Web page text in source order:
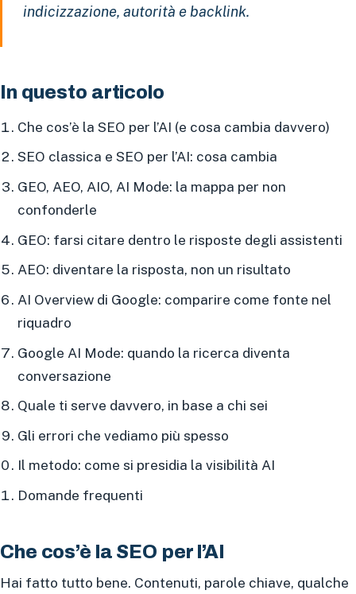
indicizzazione, autorità e backlink.
In questo articolo
Che cos’è la SEO per l’AI (e cosa cambia davvero)
SEO classica e SEO per l’AI: cosa cambia
GEO, AEO, AIO, AI Mode: la mappa per non
confonderle
GEO: farsi citare dentro le risposte degli assistenti
AEO: diventare la risposta, non un risultato
AI Overview di Google: comparire come fonte nel
riquadro
Google AI Mode: quando la ricerca diventa
conversazione
Quale ti serve davvero, in base a chi sei
Gli errori che vediamo più spesso
Il metodo: come si presidia la visibilità AI
Domande frequenti
Che cos’è la SEO per l’AI
Hai fatto tutto bene. Contenuti, parole chiave, qualche